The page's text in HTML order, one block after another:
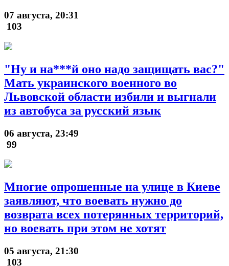
07 августа, 20:31
103
"Ну и на***й оно надо защищать вас?"
Мать украинского военного во
Львовской области избили и выгнали
из автобуса за русский язык
06 августа, 23:49
99
Многие опрошенные на улице в Киеве
заявляют, что воевать нужно до
возврата всех потерянных территорий,
но воевать при этом не хотят
05 августа, 21:30
103